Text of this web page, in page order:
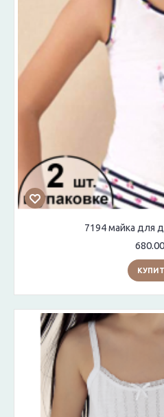
7194 майка для